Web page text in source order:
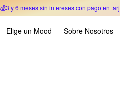
💰3 y 6 meses sin intereses con pago en
Elige un Mood Sobre Nosotros